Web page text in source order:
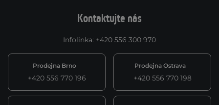
Kontaktujte nás
Infolinka: +420 556 300 970
Prodejna Brno
+420 556 770 196
Prodejna Ostrava
+420 556 770 198